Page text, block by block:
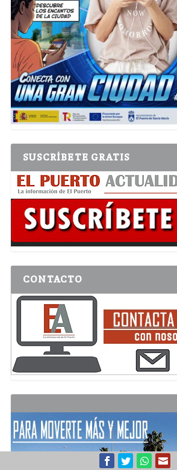
SUSCRÍBETE GRATIS
CONTACTO